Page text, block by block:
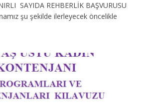
SAYIDA REHBERLİK BAŞVURUSU
şu şekilde ilerleyecek öncelikle